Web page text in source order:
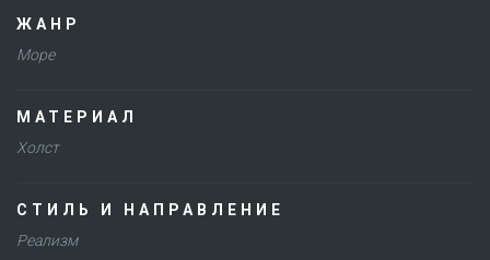
ЖАНР
Море
МАТЕРИАЛ
Холст
СТИЛЬ И НАПРАВЛЕНИЕ
Реализм